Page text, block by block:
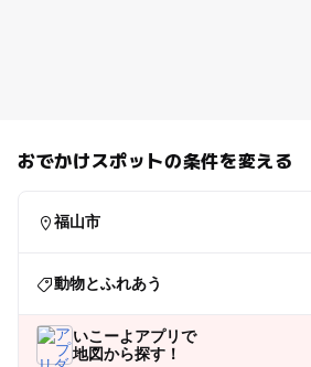
おでかけスポットの条件を変える
福山市
動物とふれあう
いこーよアプリで
地図から探す！